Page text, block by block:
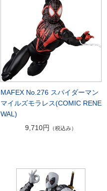
MAFEX No.276 スパイダーマン
マイルズモラレス(COMIC RENE
WAL)
9,710円
（税込み）